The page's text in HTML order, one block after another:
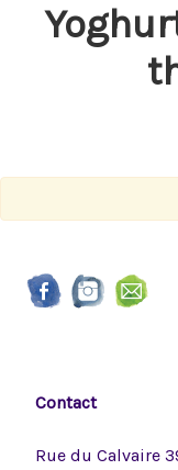
Contact
Rue du Calvaire